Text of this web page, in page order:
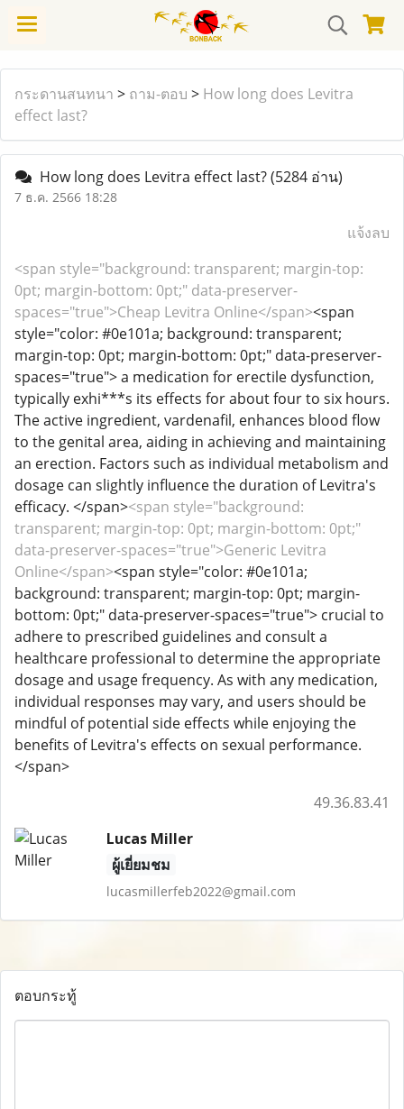
กระดานสนทนา > ถาม-ตอบ > How long does Levitra
effect last?
How long does Levitra effect last?(5284 อ่าน)
7 ธ.ค. 2566 18:28
แจ้งลบ
<span style="background: transparent; margin-top:
0pt; margin-bottom: 0pt;" data-preserver-
spaces="true">Cheap Levitra Online</span><span
style="color: #0e101a; background: transparent;
margin-top: 0pt; margin-bottom: 0pt;" data-preserver-
spaces="true"> a medication for erectile dysfunction,
typically exhi***s its effects for about four to six hours.
The active ingredient, vardenafil, enhances blood flow
to the genital area, aiding in achieving and maintaining
an erection. Factors such as individual metabolism and
dosage can slightly influence the duration of Levitra's
efficacy. </span><span style="background:
transparent; margin-top: 0pt; margin-bottom: 0pt;"
data-preserver-spaces="true">Generic Levitra
Online</span><span style="color: #0e101a;
background: transparent; margin-top: 0pt; margin-
bottom: 0pt;" data-preserver-spaces="true"> crucial to
adhere to prescribed guidelines and consult a
healthcare professional to determine the appropriate
dosage and usage frequency. As with any medication,
individual responses may vary, and users should be
mindful of potential side effects while enjoying the
benefits of Levitra's effects on sexual performance.
</span>
49.36.83.41
Lucas Miller
ผู้เยี่ยมชม
lucasmillerfeb2022@gmail.com
ตอบกระทู้